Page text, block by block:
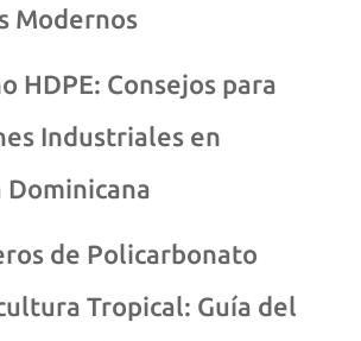
Modernos
HDPE: Consejos para
Industriales en
Dominicana
de Policarbonato
Tropical: Guía del